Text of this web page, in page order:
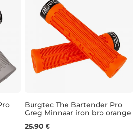
31,5 mm
Burgtec The Bartender Pro
Greg Minnaar iron bro orange
25.90 €